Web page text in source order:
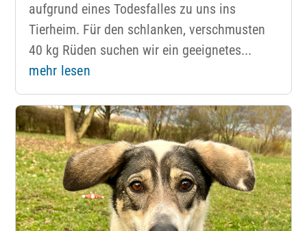
aufgrund eines Todesfalles zu uns ins
Tierheim. Für den schlanken, verschmusten
40 kg Rüden suchen wir ein geeignetes...
mehr lesen